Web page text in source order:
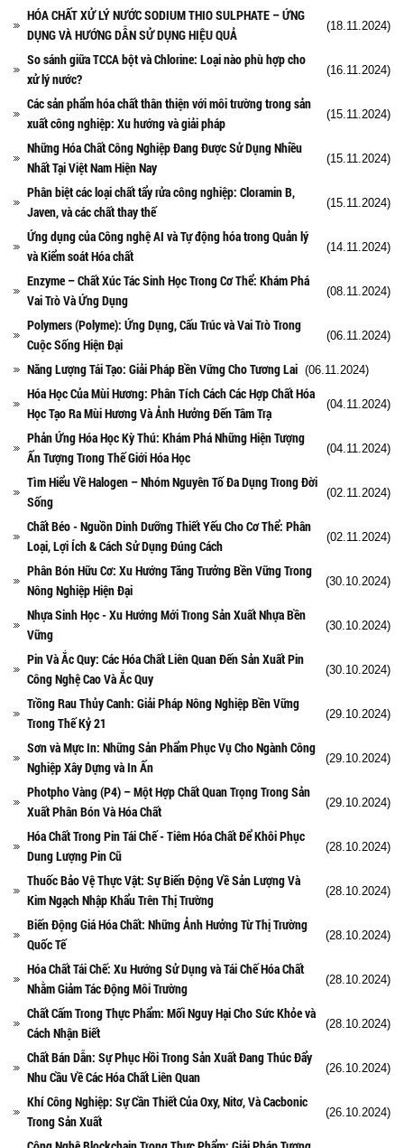
HÓA CHẤT XỬ LÝ NƯỚC SODIUM THIO SULPHATE – ỨNG
DỤNG VÀ HƯỚNG DẪN SỬ DỤNG HIỆU QUẢ
(18.11.2024)
So sánh giữa TCCA bột và Chlorine: Loại nào phù hợp cho
xử lý nước?
(16.11.2024)
Các sản phẩm hóa chất thân thiện với môi trường trong sản
xuất công nghiệp: Xu hướng và giải pháp
(15.11.2024)
Những Hóa Chất Công Nghiệp Đang Được Sử Dụng Nhiều
Nhất Tại Việt Nam Hiện Nay
(15.11.2024)
Phân biệt các loại chất tẩy rửa công nghiệp: Cloramin B,
Javen, và các chất thay thế
(15.11.2024)
Ứng dụng của Công nghệ AI và Tự động hóa trong Quản lý
và Kiểm soát Hóa chất
(14.11.2024)
Enzyme – Chất Xúc Tác Sinh Học Trong Cơ Thể: Khám Phá
Vai Trò Và Ứng Dụng
(08.11.2024)
Polymers (Polyme): Ứng Dụng, Cấu Trúc và Vai Trò Trong
Cuộc Sống Hiện Đại
(06.11.2024)
Năng Lượng Tái Tạo: Giải Pháp Bền Vững Cho Tương Lai (06.11.2024)
Hóa Học Của Mùi Hương: Phân Tích Cách Các Hợp Chất Hóa
Học Tạo Ra Mùi Hương Và Ảnh Hưởng Đến Tâm Trạ
(04.11.2024)
Phản Ứng Hóa Học Kỳ Thú: Khám Phá Những Hiện Tượng
Ấn Tượng Trong Thế Giới Hóa Học
(04.11.2024)
Tìm Hiểu Về Halogen – Nhóm Nguyên Tố Đa Dụng Trong Đời
Sống
(02.11.2024)
Chất Béo - Nguồn Dinh Dưỡng Thiết Yếu Cho Cơ Thể: Phân
Loại, Lợi Ích & Cách Sử Dụng Đúng Cách
(02.11.2024)
Phân Bón Hữu Cơ: Xu Hướng Tăng Trưởng Bền Vững Trong
Nông Nghiệp Hiện Đại
(30.10.2024)
Nhựa Sinh Học - Xu Hướng Mới Trong Sản Xuất Nhựa Bền
Vững
(30.10.2024)
Pin Và Ắc Quy: Các Hóa Chất Liên Quan Đến Sản Xuất Pin
Công Nghệ Cao Và Ắc Quy
(30.10.2024)
Trồng Rau Thủy Canh: Giải Pháp Nông Nghiệp Bền Vững
Trong Thế Kỷ 21
(29.10.2024)
Sơn và Mực In: Những Sản Phẩm Phục Vụ Cho Ngành Công
Nghiệp Xây Dựng và In Ấn
(29.10.2024)
Photpho Vàng (P4) – Một Hợp Chất Quan Trọng Trong Sản
Xuất Phân Bón Và Hóa Chất
(29.10.2024)
Hóa Chất Trong Pin Tái Chế - Tiêm Hóa Chất Để Khôi Phục
Dung Lượng Pin Cũ
(28.10.2024)
Thuốc Bảo Vệ Thực Vật: Sự Biến Động Về Sản Lượng Và
Kim Ngạch Nhập Khẩu Trên Thị Trường
(28.10.2024)
Biến Động Giá Hóa Chất: Những Ảnh Hưởng Từ Thị Trường
Quốc Tế
(28.10.2024)
Hóa Chất Tái Chế: Xu Hướng Sử Dụng và Tái Chế Hóa Chất
Nhằm Giảm Tác Động Môi Trường
(28.10.2024)
Chất Cấm Trong Thực Phẩm: Mối Nguy Hại Cho Sức Khỏe và
Cách Nhận Biết
(28.10.2024)
Chất Bán Dẫn: Sự Phục Hồi Trong Sản Xuất Đang Thúc Đẩy
Nhu Cầu Về Các Hóa Chất Liên Quan
(26.10.2024)
Khí Công Nghiệp: Sự Cần Thiết Của Oxy, Nitơ, Và Cacbonic
Trong Sản Xuất
(26.10.2024)